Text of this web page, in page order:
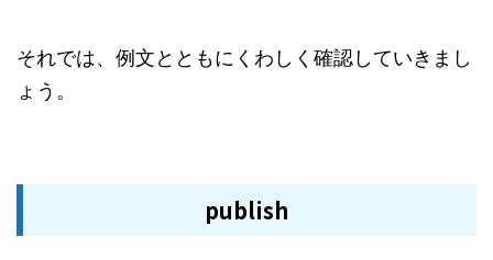
それでは、例文とともにくわしく確認していきまし
ょう。
publish